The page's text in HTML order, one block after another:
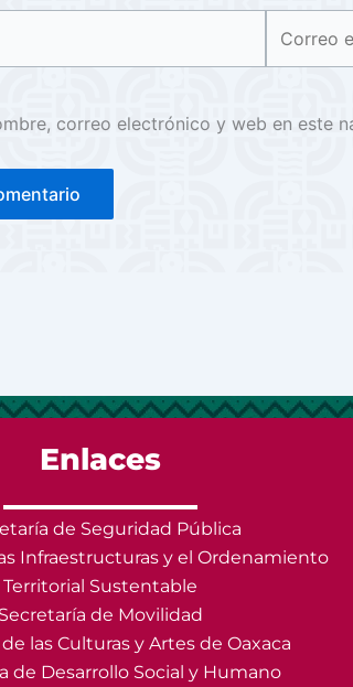
correo electrónico y web en este
Enlaces
de Seguridad Pública
Infraestructuras y el Ordenamiento
Territorial Sustentable
Secretaría de Movilidad
las Culturas y Artes de Oaxaca
de Desarrollo Social y Humano